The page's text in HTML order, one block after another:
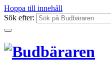
Hoppa till innehåll
Sök efter: